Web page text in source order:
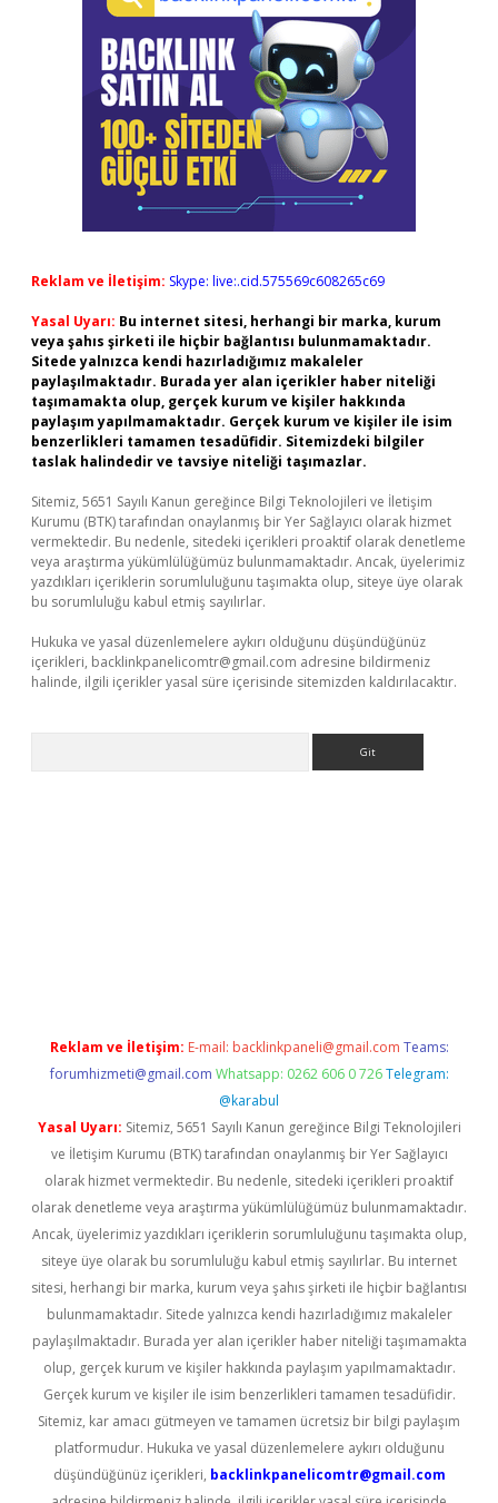
Reklam ve İletişim: Skype: live:.cid.575569c608265c69
Yasal Uyarı: Bu internet sitesi, herhangi bir marka, kurum
veya şahıs şirketi ile hiçbir bağlantısı bulunmamaktadır.
Sitede yalnızca kendi hazırladığımız makaleler
paylaşılmaktadır. Burada yer alan içerikler haber niteliği
taşımamakta olup, gerçek kurum ve kişiler hakkında
paylaşım yapılmamaktadır. Gerçek kurum ve kişiler ile isim
benzerlikleri tamamen tesadüfidir. Sitemizdeki bilgiler
taslak halindedir ve tavsiye niteliği taşımazlar.
Sitemiz, 5651 Sayılı Kanun gereğince Bilgi Teknolojileri ve İletişim
Kurumu (BTK) tarafından onaylanmış bir Yer Sağlayıcı olarak hizmet
vermektedir. Bu nedenle, sitedeki içerikleri proaktif olarak denetleme
veya araştırma yükümlülüğümüz bulunmamaktadır. Ancak, üyelerimiz
yazdıkları içeriklerin sorumluluğunu taşımakta olup, siteye üye olarak
bu sorumluluğu kabul etmiş sayılırlar.
Hukuka ve yasal düzenlemelere aykırı olduğunu düşündüğünüz
içerikleri, backlinkpanelicomtr@gmail.com adresine bildirmeniz
halinde, ilgili içerikler yasal süre içerisinde sitemizden kaldırılacaktır.
Reklam ve İletişim: E-mail: backlinkpaneli@gmail.com Teams:
forumhizmeti@gmail.com Whatsapp: 0262 606 0 726 Telegram:
@karabul
Yasal Uyarı: Sitemiz, 5651 Sayılı Kanun gereğince Bilgi Teknolojileri
ve İletişim Kurumu (BTK) tarafından onaylanmış bir Yer Sağlayıcı
olarak hizmet vermektedir. Bu nedenle, sitedeki içerikleri proaktif
olarak denetleme veya araştırma yükümlülüğümüz bulunmamaktadır.
Ancak, üyelerimiz yazdıkları içeriklerin sorumluluğunu taşımakta olup,
siteye üye olarak bu sorumluluğu kabul etmiş sayılırlar. Bu internet
sitesi, herhangi bir marka, kurum veya şahıs şirketi ile hiçbir bağlantısı
bulunmamaktadır. Sitede yalnızca kendi hazırladığımız makaleler
paylaşılmaktadır. Burada yer alan içerikler haber niteliği taşımamakta
olup, gerçek kurum ve kişiler hakkında paylaşım yapılmamaktadır.
Gerçek kurum ve kişiler ile isim benzerlikleri tamamen tesadüfidir.
Sitemiz, kar amacı gütmeyen ve tamamen ücretsiz bir bilgi paylaşım
platformudur. Hukuka ve yasal düzenlemelere aykırı olduğunu
düşündüğünüz içerikleri, backlinkpanelicomtr@gmail.com